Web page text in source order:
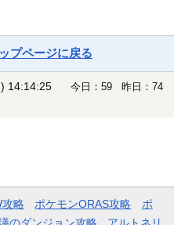
プページに戻る
14:14:25
今日：59 昨日：74
略 ポケモンORAS攻略
ポ